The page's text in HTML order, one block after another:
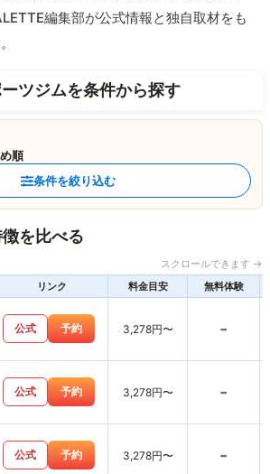
編集部が公式情報と独自取材をも
ツジムを条件から探す
順
条件を絞り込む
を比べる
スクロールできます →
リンク 料金目安 無料体験
公式 予約 3,278円〜 -
公式 予約 3,278円〜 -
公式 予約 3,278円〜 -